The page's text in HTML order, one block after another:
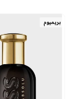
بريميوم